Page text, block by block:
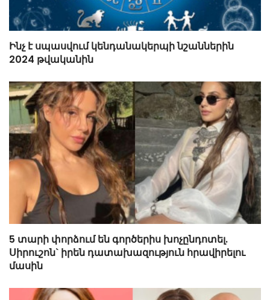
Ինչու է Վիվիեն Բաստաջյանը
նկարահանումների ընթացքում
նստած. Բացառիկ մանրամասներ
(Տեսանյութ)
Ինչ է սպասվում կենդանակերպի նշաններին
2024 թվականին
5 տարի փորձում են գործերիս խոչընդոտել.
Սիրուշոն` իրեն դատախազություն հրավիրելու
մասին